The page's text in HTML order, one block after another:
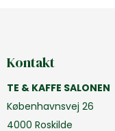
Kontakt
TE & KAFFE SALONEN
Københavnsvej 26
4000 Roskilde